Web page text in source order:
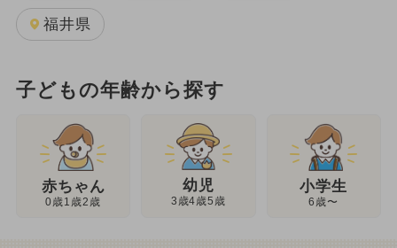
福井県
子どもの年齢から探す
赤ちゃん
0歳1歳2歳
幼児
3歳4歳5歳
小学生
6歳〜